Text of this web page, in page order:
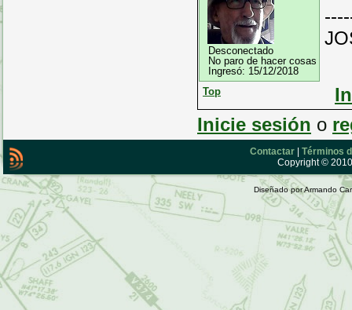
Desconectado
No paro de hacer cosas
Ingresó: 15/12/2018
Top
Inicie sesión o
Contactar
Términos
Copyright ©
Diseñado por Armando